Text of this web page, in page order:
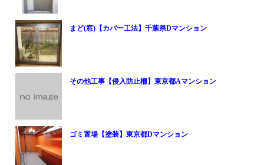
まど(窓)【カバー工法】千葉県Dマンション
その他工事【侵入防止柵】東京都Aマンション
ゴミ置場【塗装】東京都Dマンション